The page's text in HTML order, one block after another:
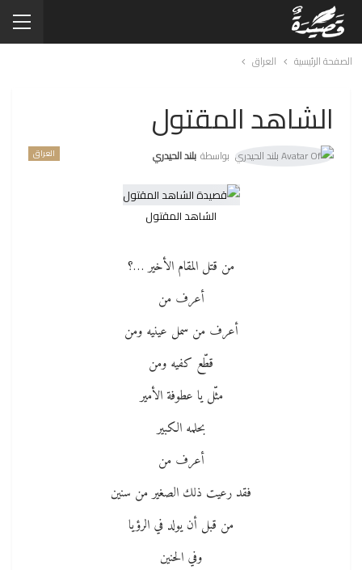
الصفحة الرئيسية العراق
الشاهد المقتول
العراق بواسطة بلند الحيدري
الشاهد المقتول
من قتل المقام الأخير …؟
أعرف من
أعرف من سمل عينيه ومن
قطّع كفيه ومن
مثّل يا عطوفة الأمير
بحلمه الكبير
أعرف من
فقد رعيت ذلك الصغير من سنين
من قبل أن يولد في الرؤيا
وفي الحنين